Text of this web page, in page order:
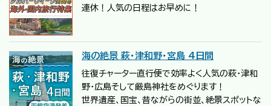
連休！人気の日程はお早めに！
海の絶景 萩・津和野・宮島 4日間
往復チャーター直行便で効率よく人気の萩・津和
野・広島そして厳島神社をめぐります！
世界遺産、国宝、昔ながらの街並、絶景スポットな